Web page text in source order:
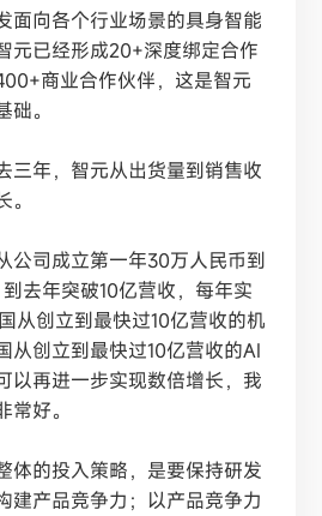
面向各个行业场景的具身智能
元已经形成20+深度绑定合作
商业合作伙伴，这是智元
。
三年，智元从出货量到销售收
公司成立第一年30万人民币到
去年突破10亿营收，每年实
从创立到最快过10亿营收的机
从创立到最快过10亿营收的AI
以再进一步实现数倍增长，我
好。
体的投入策略，是要保持研发
建产品竞争力；以产品竞争力